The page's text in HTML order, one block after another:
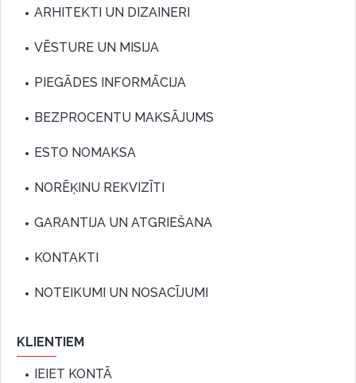
ARHITEKTI UN DIZAINERI
VĒSTURE UN MISIJA
PIEGĀDES INFORMĀCIJA
BEZPROCENTU MAKSĀJUMS
ESTO NOMAKSA
NORĒĶINU REKVIZĪTI
GARANTIJA UN ATGRIEŠANA
KONTAKTI
NOTEIKUMI UN NOSACĪJUMI
KLIENTIEM
IEIET KONTĀ